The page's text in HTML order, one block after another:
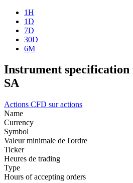
1H
1D
7D
30D
6M
Instrument
SA
Actions CFD sur actions
Name
Currency
Symbol
Valeur minimale de l'ordre
Ticker
Heures de trading
Type
Hours of accepting orders